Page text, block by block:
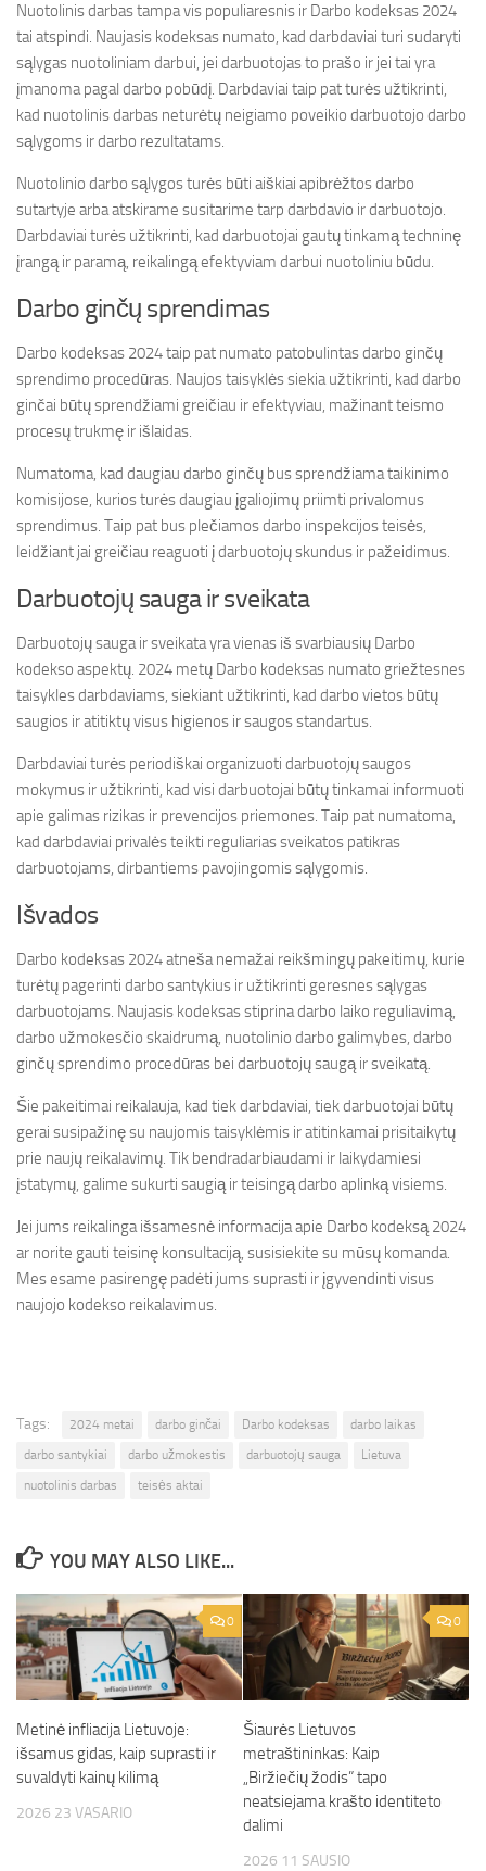
Nuotolinis darbas tampa vis populiaresnis ir Darbo kodeksas 2024
tai atspindi. Naujasis kodeksas numato, kad darbdaviai turi sudaryti
sąlygas nuotoliniam darbui, jei darbuotojas to prašo ir jei tai yra
įmanoma pagal darbo pobūdį. Darbdaviai taip pat turės užtikrinti,
kad nuotolinis darbas neturėtų neigiamo poveikio darbuotojo darbo
sąlygoms ir darbo rezultatams.
Nuotolinio darbo sąlygos turės būti aiškiai apibrėžtos darbo
sutartyje arba atskirame susitarime tarp darbdavio ir darbuotojo.
Darbdaviai turės užtikrinti, kad darbuotojai gautų tinkamą techninę
įrangą ir paramą, reikalingą efektyviam darbui nuotoliniu būdu.
Darbo ginčų sprendimas
Darbo kodeksas 2024 taip pat numato patobulintas darbo ginčų
sprendimo procedūras. Naujos taisyklės siekia užtikrinti, kad darbo
ginčai būtų sprendžiami greičiau ir efektyviau, mažinant teismo
procesų trukmę ir išlaidas.
Numatoma, kad daugiau darbo ginčų bus sprendžiama taikinimo
komisijose, kurios turės daugiau įgaliojimų priimti privalomus
sprendimus. Taip pat bus plečiamos darbo inspekcijos teisės,
leidžiant jai greičiau reaguoti į darbuotojų skundus ir pažeidimus.
Darbuotojų sauga ir sveikata
Darbuotojų sauga ir sveikata yra vienas iš svarbiausių Darbo
kodekso aspektų. 2024 metų Darbo kodeksas numato griežtesnes
taisykles darbdaviams, siekiant užtikrinti, kad darbo vietos būtų
saugios ir atitiktų visus higienos ir saugos standartus.
Darbdaviai turės periodiškai organizuoti darbuotojų saugos
mokymus ir užtikrinti, kad visi darbuotojai būtų tinkamai informuoti
apie galimas rizikas ir prevencijos priemones. Taip pat numatoma,
kad darbdaviai privalės teikti reguliarias sveikatos patikras
darbuotojams, dirbantiems pavojingomis sąlygomis.
Išvados
Darbo kodeksas 2024 atneša nemažai reikšmingų pakeitimų, kurie
turėtų pagerinti darbo santykius ir užtikrinti geresnes sąlygas
darbuotojams. Naujasis kodeksas stiprina darbo laiko reguliavimą,
darbo užmokesčio skaidrumą, nuotolinio darbo galimybes, darbo
ginčų sprendimo procedūras bei darbuotojų saugą ir sveikatą.
Šie pakeitimai reikalauja, kad tiek darbdaviai, tiek darbuotojai būtų
gerai susipažinę su naujomis taisyklėmis ir atitinkamai prisitaikytų
prie naujų reikalavimų. Tik bendradarbiaudami ir laikydamiesi
įstatymų, galime sukurti saugią ir teisingą darbo aplinką visiems.
Jei jums reikalinga išsamesnė informacija apie Darbo kodeksą 2024
ar norite gauti teisinę konsultaciją, susisiekite su mūsų komanda.
Mes esame pasirengę padėti jums suprasti ir įgyvendinti visus
naujojo kodekso reikalavimus.
Tags: 2024 metai darbo ginčai Darbo kodeksas
darbo laikas
darbo santykiai
darbo užmokestis darbuotojų sauga
Lietuva
nuotolinis darbas
teisės aktai
YOU MAY ALSO LIKE...
0
Metinė infliacija Lietuvoje:
išsamus gidas, kaip suprasti ir
suvaldyti kainų kilimą
2026 23 VASARIO
0
Šiaurės Lietuvos
metraštininkas: Kaip
„Biržiečių žodis” tapo
neatsiejama krašto identiteto
dalimi
2026 11 SAUSIO